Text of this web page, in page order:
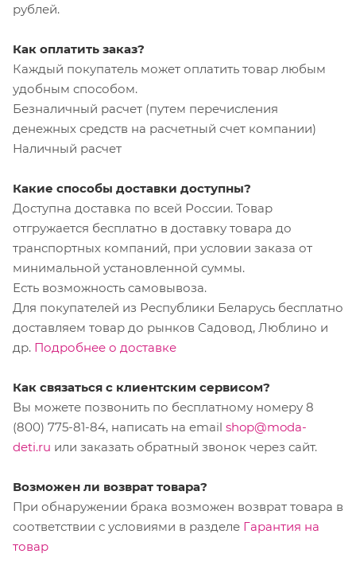
рублей.
Как оплатить заказ?
Каждый покупатель может оплатить товар любым
удобным способом.
Безналичный расчет (путем перечисления
денежных средств на расчетный счет компании)
Наличный расчет
Какие способы доставки доступны?
Доступна доставка по всей России. Товар
отгружается бесплатно в доставку товара до
транспортных компаний, при условии заказа от
минимальной установленной суммы.
Есть возможность самовывоза.
Для покупателей из Республики Беларусь бесплатно
доставляем товар до рынков Садовод, Люблино и
др. Подробнее о доставке
Как связаться с клиентским сервисом?
Вы можете позвонить по бесплатному номеру 8
(800) 775-81-84, написать на email shop@moda-
deti.ru или заказать обратный звонок через сайт.
Возможен ли возврат товара?
При обнаружении брака возможен возврат товара в
соответствии с условиями в разделе Гарантия на
товар